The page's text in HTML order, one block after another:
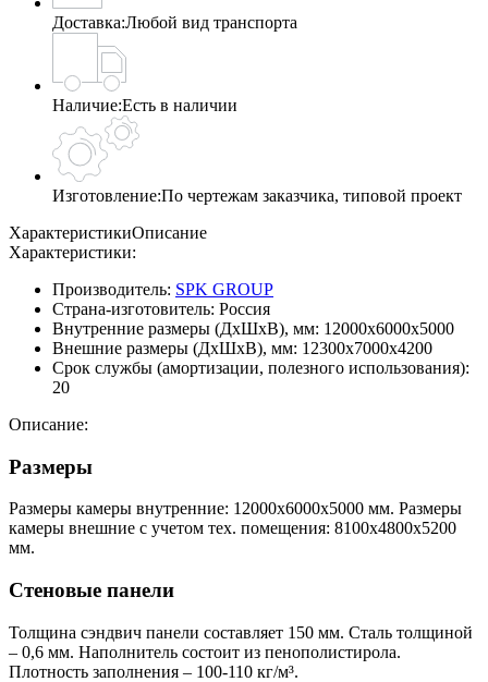
Доставка:Любой вид транспорта
Наличие:Есть в наличии
Изготовление:По чертежам заказчика, типовой проект
ХарактеристикиОписание
Характеристики:
Производитель: SPK GROUP
Страна-изготовитель: Россия
Внутренние размеры (ДхШхВ), мм: 12000х6000х5000
Внешние размеры (ДхШхВ), мм: 12300х7000х4200
Срок службы (амортизации, полезного использования):
20
Описание:
Размеры
Размеры камеры внутренние: 12000х6000х5000 мм. Размеры
камеры внешние с учетом тех. помещения: 8100x4800x5200
мм.
Стеновые панели
Толщина сэндвич панели составляет 150 мм. Сталь толщиной
– 0,6 мм. Наполнитель состоит из пенополистирола.
Плотность заполнения – 100‐110 кг/м³.